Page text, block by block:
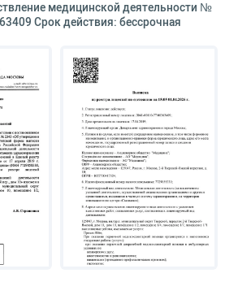
медицинской деятельности №
Срок действия: бессрочная